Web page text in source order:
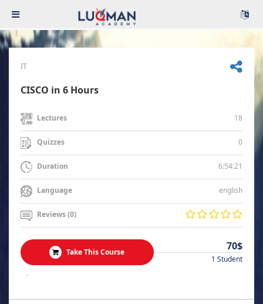
IT
CISCO in 6 Hours
Lectures 18
Quizzes 0
Duration 6:54:21
Language english
Reviews (0)
Take This Course 70$
1 Student
.